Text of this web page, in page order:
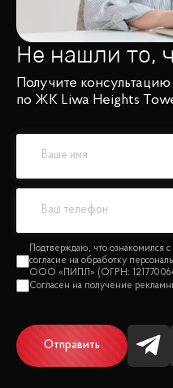
Не нашли то,
Получите
по ЖК Liwa Heights
Отправить